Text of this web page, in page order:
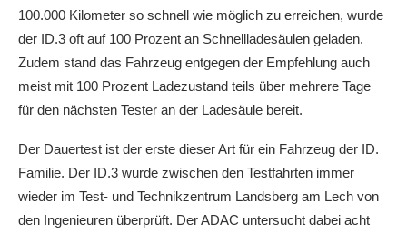
100.000 Kilometer so schnell wie möglich zu erreichen, wurde
der ID.3 oft auf 100 Prozent an Schnellladesäulen geladen.
Zudem stand das Fahrzeug entgegen der Empfehlung auch
meist mit 100 Prozent Ladezustand teils über mehrere Tage
für den nächsten Tester an der Ladesäule bereit.
Der Dauertest ist der erste dieser Art für ein Fahrzeug der ID.
Familie. Der ID.3 wurde zwischen den Testfahrten immer
wieder im Test- und Technikzentrum Landsberg am Lech von
den Ingenieuren überprüft. Der ADAC untersucht dabei acht